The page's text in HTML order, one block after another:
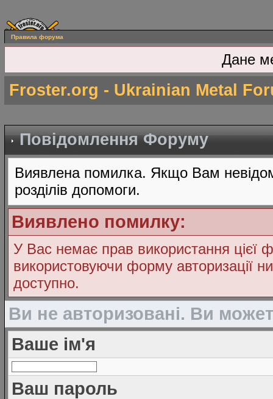
Правила форума
Дане
Froster.org - Ukrainian Metal
Повідомлення Форуму
Виявлена помилка. Якщо Вам
розділів допомоги.
Виявлено помилку:
У Вас немає прав використання цієї
використовуючи форму авторизації
доступно.
Ви не авторизовані. Ви
Ваше ім'я
Ваш пароль